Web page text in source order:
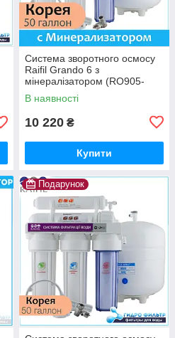
Система зворотного осмосу
Raifil Grando 6 з
мінералізатором (RO905-
650-EZ)
В наявності
10 220 ₴
Купити
Подарунок